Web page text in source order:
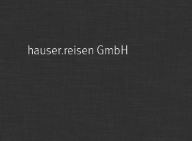
hauser.reisen GmbH